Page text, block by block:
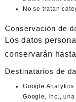
No se tratan
Conservación de
Los datos
conservarán
Destinatarios de
Google Analytics
Google, Inc.,